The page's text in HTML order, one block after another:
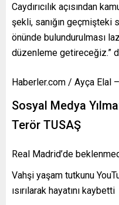
Caydırıcılık açısından
şekli, sanığın geçmişteki
önünde bulundurulması
düzenleme getireceğiz.”
Haberler.com / Ayça Elal
Sosyal Medya
Terör TUSAŞ
Real Madrid’de
Vahşi yaşam tutkunu
ısırılarak hayatını kaybetti